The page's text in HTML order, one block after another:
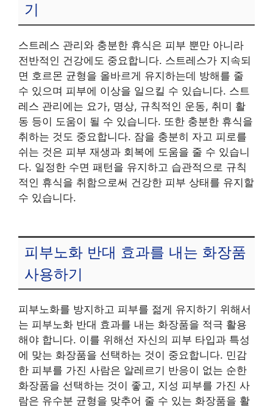
기
스트레스 관리와 충분한 휴식은 피부 뿐만 아니라
전반적인 건강에도 중요합니다. 스트레스가 지속되
면 호르몬 균형을 올바르게 유지하는데 방해를 줄
수 있으며 피부에 이상을 일으킬 수 있습니다. 스트
레스 관리에는 요가, 명상, 규칙적인 운동, 취미 활
동 등이 도움이 될 수 있습니다. 또한 충분한 휴식을
취하는 것도 중요합니다. 잠을 충분히 자고 피로를
쉬는 것은 피부 재생과 회복에 도움을 줄 수 있습니
다. 일정한 수면 패턴을 유지하고 습관적으로 규칙
적인 휴식을 취함으로써 건강한 피부 상태를 유지할
수 있습니다.
피부노화 반대 효과를 내는 화장품
사용하기
피부노화를 방지하고 피부를 젊게 유지하기 위해서
는 피부노화 반대 효과를 내는 화장품을 적극 활용
해야 합니다. 이를 위해선 자신의 피부 타입과 특성
에 맞는 화장품을 선택하는 것이 중요합니다. 민감
한 피부를 가진 사람은 알레르기 반응이 없는 순한
화장품을 선택하는 것이 좋고, 지성 피부를 가진 사
람은 유수분 균형을 맞추어 줄 수 있는 화장품을 활